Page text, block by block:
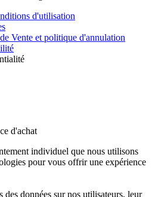
d'utilisation
Vente et politique d'annulation
d'achat
individuel que nous utilisons
pour vous offrir une expérience
données sur nos utilisateurs, leur